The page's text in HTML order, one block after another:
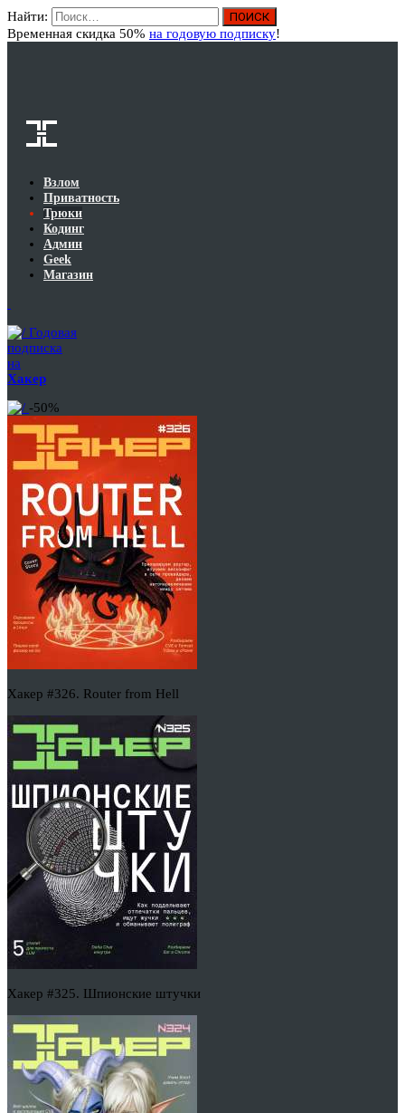
Найти:
Временная скидка 50% на годовую подписку!
Взлом
Приватность
Трюки
Кодинг
Админ
Geek
Магазин
Годовая
подписка
на
Хакер
-50%
Хакер #326. Router from Hell
Хакер #325. Шпионские штучки